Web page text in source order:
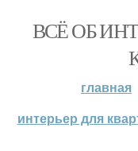
ВСЁ ОБ
главная
интерьер для